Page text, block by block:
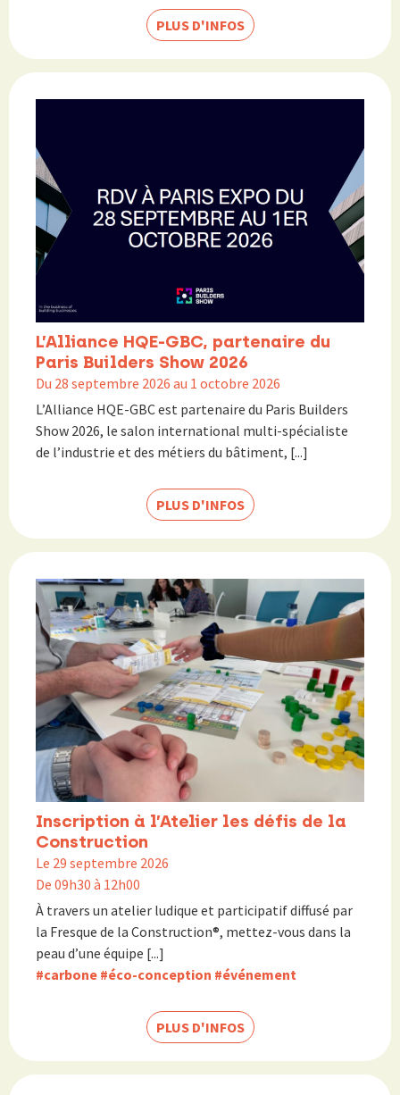
PLUS D'INFOS
L’Alliance HQE-GBC, partenaire du
Paris Builders Show 2026
Du 28 septembre 2026 au 1 octobre 2026
L’Alliance HQE-GBC est partenaire du Paris Builders
Show 2026, le salon international multi-spécialiste
de l’industrie et des métiers du bâtiment, [...]
PLUS D'INFOS
Inscription à l’Atelier les défis de la
Construction
Le 29 septembre 2026
De 09h30 à 12h00
À travers un atelier ludique et participatif diffusé par
la Fresque de la Construction®, mettez-vous dans la
peau d’une équipe [...]
#carbone #éco-conception #événement
PLUS D'INFOS